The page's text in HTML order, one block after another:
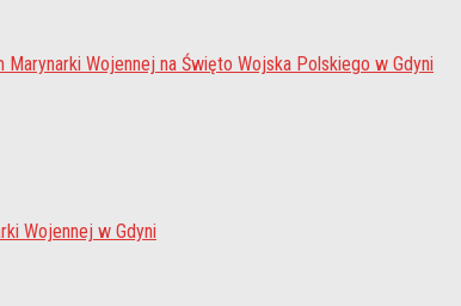
Wojennej na Święto Wojska Polskiego w Gdyni
Wojennej w Gdyni